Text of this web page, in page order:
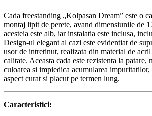
Cada freestanding „Kolpasan Dream” este o
montaj lipit de perete, avand dimensiunile de
acesteia este alb, iar instalatia este inclusa,
Design-ul elegant al cazi este evidentiat de
usor de intretinut, realizata din material de
calitate. Aceasta cada este rezistenta la patare,
culoarea si impiedica acumularea impuritatilor,
aspect curat si placut pe termen lung.
Caracteristici: